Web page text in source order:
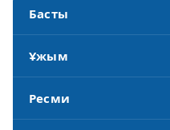
Басты
Ұжым
Ресми